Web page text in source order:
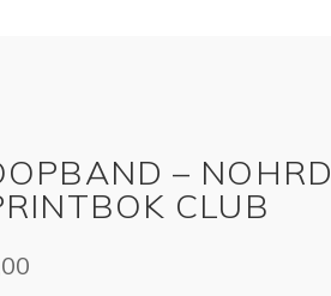
– NOHRD
CLUB